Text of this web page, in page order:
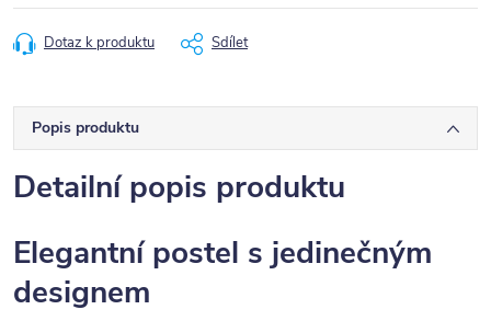
Dotaz k produktu Sdílet
Popis produktu
Detailní popis produktu
Elegantní postel s jedinečným
designem